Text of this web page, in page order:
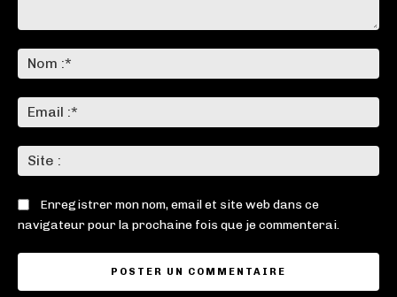
:*
:*
:
Enregistrer mon nom, email et site web dans ce
navigateur pour la prochaine fois que je commenterai.